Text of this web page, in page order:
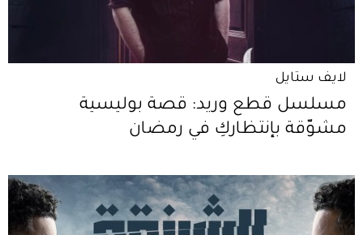
لايف ستايل
مسلسل قطع وريد: قصة بوليسية
مشوّقة بإنتظاركِ في رمضان